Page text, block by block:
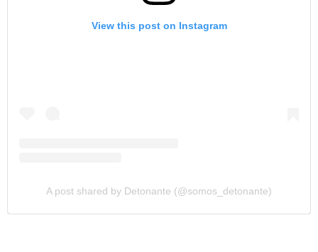
View this post on Instagram
A post shared by Detonante (@somos_detonante)